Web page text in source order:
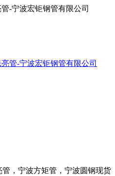
-宁波宏钜钢管有限公司
，宁波方矩管，宁波圆钢现货